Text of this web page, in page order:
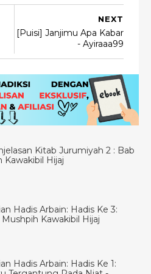
NEXT
[Puisi] Janjimu Apa Kabar
- Ayiraaa99
Kitab Jurumiyah 2 : Bab
Kawakibil Hijaj
Hadis Arbain: Hadis Ke 3:
Kawakibil Hijaj
Hadis Arbain: Hadis Ke 1: